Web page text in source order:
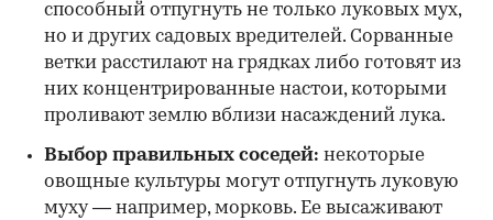
способный отпугнуть не только луковых мух,
но и других садовых вредителей. Сорванные
ветки расстилают на грядках либо готовят из
них концентрированные настои, которыми
проливают землю вблизи насаждений лука.
Выбор правильных соседей: некоторые
овощные культуры могут отпугнуть луковую
муху — например, морковь. Ее высаживают